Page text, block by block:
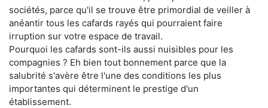
sociétés, parce qu'il se trouve être primordial de veiller à
anéantir tous les cafards rayés qui pourraient faire
irruption sur votre espace de travail.
Pourquoi les cafards sont-ils aussi nuisibles pour les
compagnies ? Eh bien tout bonnement parce que la
salubrité s'avère être l'une des conditions les plus
importantes qui déterminent le prestige d'un
établissement.